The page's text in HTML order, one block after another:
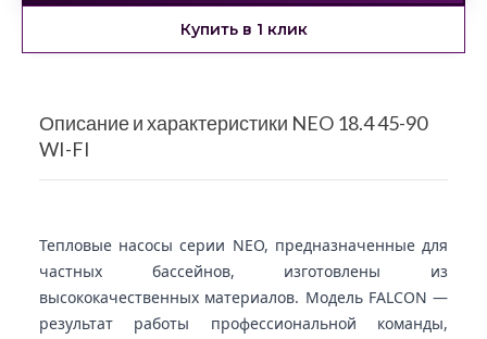
Купить в 1 клик
Описание и характеристики NEO 18.4 45-90
WI-FI
Тепловые насосы серии NEO, предназначенные для
частных бассейнов, изготовлены из
высококачественных материалов. Модель FALCON —
результат работы профессиональной команды,